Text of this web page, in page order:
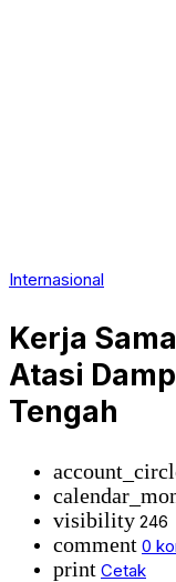
Internasional
Kerja
Atasi
Tengah
visibility 246
comment 0
print Cetak